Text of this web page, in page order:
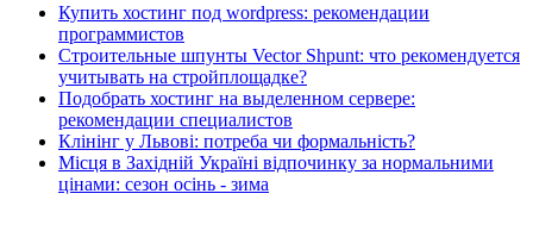
Купить хостинг под wordpress: рекомендации
программистов
Строительные шпунты Vector Shpunt: что рекомендуется
учитывать на стройплощадке?
Подобрать хостинг на выделенном сервере:
рекомендации специалистов
Клінінг у Львові: потреба чи формальність?
Місця в Західній Україні відпочинку за нормальними
цінами: сезон осінь - зима